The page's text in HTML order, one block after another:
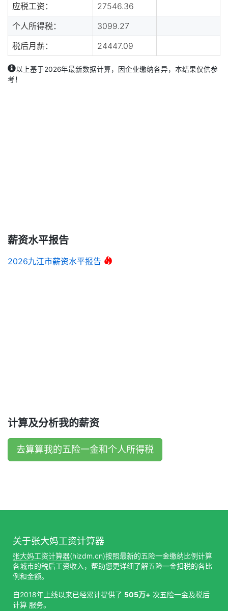
应税工资：
27546.36
个人所得税：
3099.27
税后月薪：
24447.09
以上基于2026年最新数据计算，因企业缴纳各异，本结果仅供参
考！
薪资水平报告
2026九江市薪资水平报告
计算及分析我的薪资
去算算我的五险一金和个人所得税
关于张大妈工资计算器
张大妈工资计算器(hizdm.cn)按照最新的五险一金缴纳比例计算
各城市的税后工资收入，帮助您更详细了解五险一金扣税的各比
例和金额。
自2018年上线以来已经累计提供了 505万+ 次五险一金及税后
计算 服务。